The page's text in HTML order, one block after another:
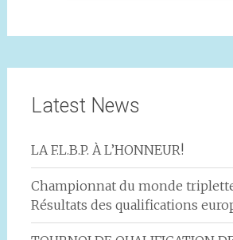
Latest News
LA F.L.B.P. À L’HONNEUR!
Championnat du monde
Résultats des qualifications